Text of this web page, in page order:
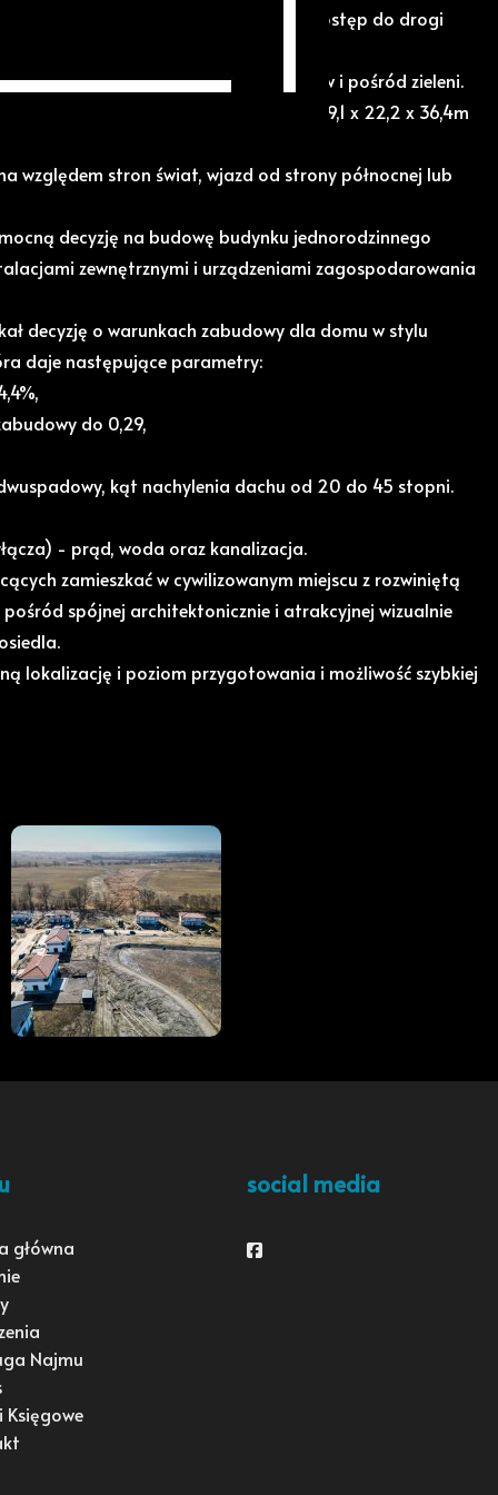
polbrukiem drogą wewnętrzną, a dostęp do drogi
w sąsiedztwie nowych domów i pośród zieleni.
trapezu o wymiarach ok. 28,3 x 39,1 x 22,2 x 36,4m
względem stron świat, wjazd od strony północnej lub
decyzję na budowę budynku jednorodzinnego
zewnętrznymi i urządzeniami zagospodarowania
decyzję o warunkach zabudowy dla domu w stylu
daje następujące parametry:
do 0,29,
kąt nachylenia dachu od 20 do 45 stopni.
- prąd, woda oraz kanalizacja.
zamieszkać w cywilizowanym miejscu z rozwiniętą
spójnej architektonicznie i atrakcyjnej wizualnie
lokalizację i poziom przygotowania i możliwość szybkiej
główna
Najmu
Księgowe
social media
Facebook